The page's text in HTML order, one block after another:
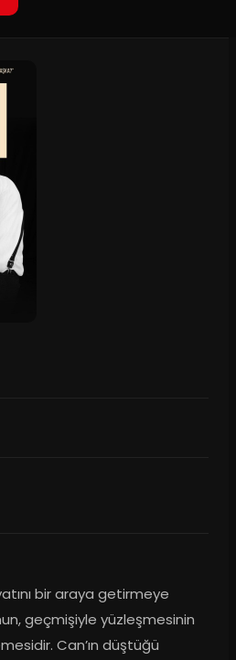
bir araya getirmeye
geçmişiyle yüzleşmesinin
Can’ın düştüğü